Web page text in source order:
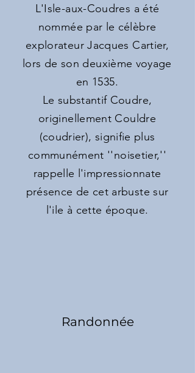
L'Isle-aux-Coudres a été
nommée par le célèbre
explorateur Jacques Cartier,
lors de son deuxième voyage
en 1535.
Le substantif Coudre,
originellement Couldre
(coudrier), signifie plus
communément ''noisetier,''
rappelle l'impressionnate
présence de cet arbuste sur
l'ile à cette époque.
Randonnée